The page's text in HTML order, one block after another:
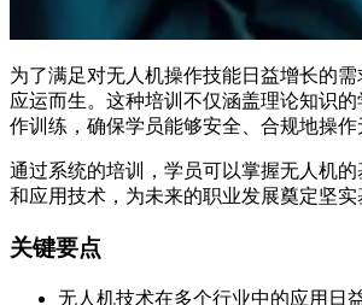
为了满足对无人机操作技能日益增长的需
应运而生。这种培训不仅涵盖理论知识
作训练，确保学员能够安全、合规地操作
通过系统的培训，学员可以掌握无人机
和应用技术，为未来的职业发展奠定坚实
关键要点
无人机技术在多个行业中的应用日